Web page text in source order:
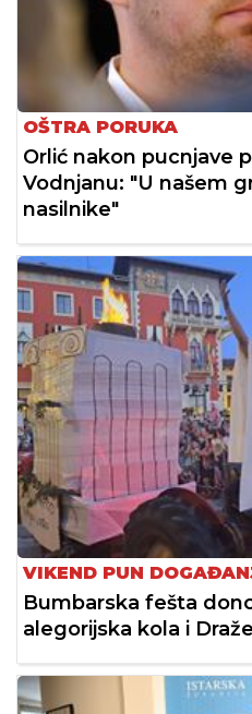
OŠTRA PORUKA
Orlić nakon pucnjave
Vodnjanu: "U našem
nasilnike"
VIKEND PUN
Bumbarska fešta
alegorijska kola i